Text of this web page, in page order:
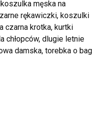
męska na
rękawiczki, koszulki
czarna krotka, kurtki
chłopców, dlugie letnie
damska, torebka o bag